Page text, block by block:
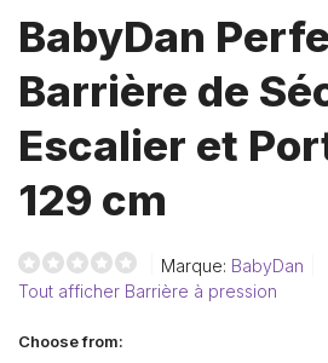
BabyDan
Barrière de
Escalier et
129 cm
Marque: BabyDan
Tout afficher Barrière à pression
Choose from: